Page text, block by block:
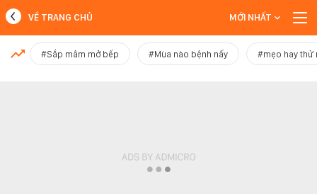
MỚI NHẤT
VỀ TRANG CHỦ MỚI NHẤT
#Sắp mâm mở bếp #Mùa nào bệnh nấy #mẹo hay thử